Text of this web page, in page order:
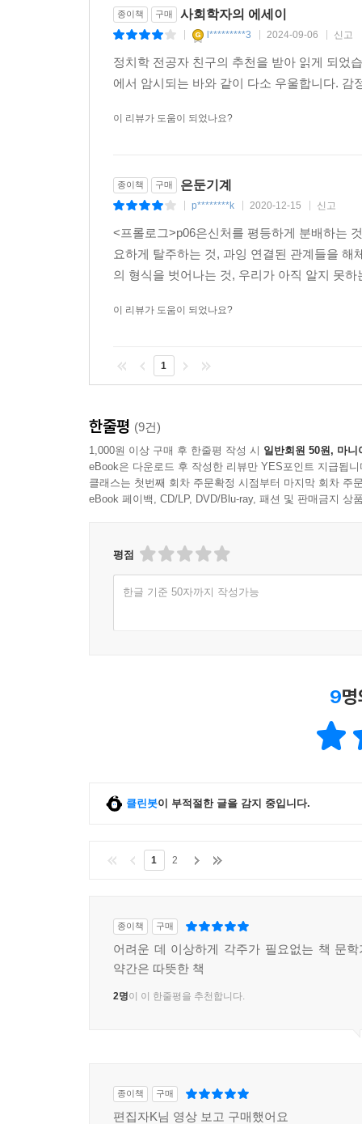
은둔은 이제 생존을 위한 생명의 필사적 재조립
소통하고, 창조하며 다른 무언가로 생성되어가는
--- 「프롤로그」 중에서
견디고, 저항하고, 소통하고 창조하라. 우리가
포스트코로나 시대를 살아가야 할 우리에게 매우
종이책 구매 사회학자의 에세이
l*********3 2024-09-06 신고
정치학 전공자 친구의 추천을 받아 읽게 되었
에서 암시되는 바와 같이 다소 우울합니다.
이 리뷰가 도움이 되었나요?
종이책 구매 은둔기계
p********k 2020-12-15 신고
<프롤로그>p06은신처를 평등하게 분배하는
요하게 탈주하는 것, 과잉 연결된 관계들을
의 형식을 벗어나는 것, 우리가 아직 알지 못
이 리뷰가 도움이 되었나요?
1
한줄평 (9건)
1,000원 이상 구매 후 한줄평 작성 시 일반회원 50원, 마니
eBook은 다운로드 후 작성한 리뷰만 YES포인트 지급됩니
클래스는 첫번째 회차 주문확정 시점부터 마지막 회차 주
eBook 페이백, CD/LP, DVD/Blu-ray, 패션 및 판매금지 상
평점
한글 기준 50자까지 작성가능
9
클린봇이 부적절한 글을 감지 중입니다.
1 2
종이책 구매
어려운 데 이상하게 각주가 필요없는 책 문
약간은 따뜻한 책
2명이 이 한줄평을 추천합니다.
종이책 구매
편집자K님 영상 보고 구매했어요